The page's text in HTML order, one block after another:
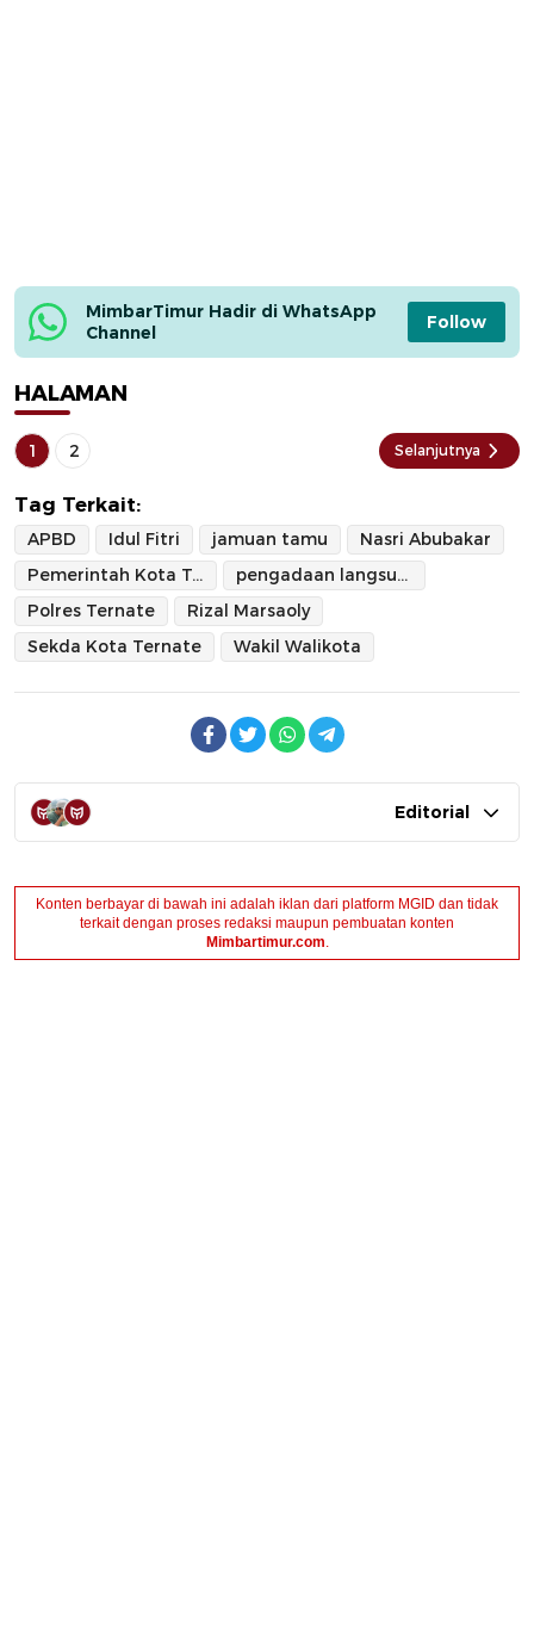
MimbarTimur Hadir di WhatsApp
Channel
Follow
HALAMAN
1 2 Selanjutnya
Tag Terkait:
APBD Idul Fitri jamuan tamu
Nasri Abubakar
Pemerintah Kota Ternate
pengadaan langsung
Polres Ternate
Rizal Marsaoly
Sekda Kota Ternate
Wakil Walikota
Editorial
Konten berbayar di bawah ini adalah iklan dari platform MGID dan tidak
terkait dengan proses redaksi maupun pembuatan konten
Mimbartimur.com